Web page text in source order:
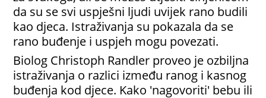
da su se svi uspješni ljudi uvijek rano budili
kao djeca. Istraživanja su pokazala da se
rano buđenje i uspjeh mogu povezati.
Biolog Christoph Randler proveo je ozbiljna
istraživanja o razlici između ranog i kasnog
buđenja kod djece. Kako 'nagovoriti' bebu ili